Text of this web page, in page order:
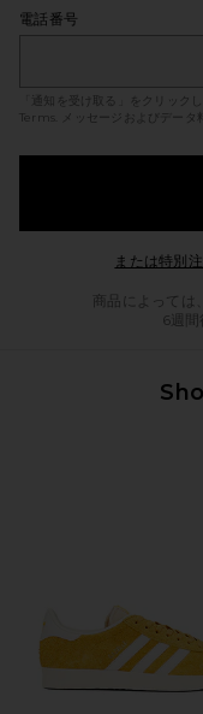
電話番号
「通知を受け取る」をクリック
Terms
. メッセージおよびデー
または特別
商品によっては
6週間